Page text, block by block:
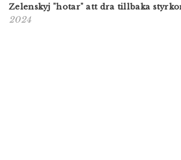
Zelenskyj "hotar" att dra tillbaka
2024